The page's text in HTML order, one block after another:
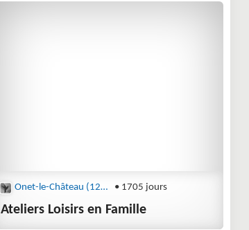
Onet-le-Château (12850) • 1705 jours
Ateliers Loisirs en Famille